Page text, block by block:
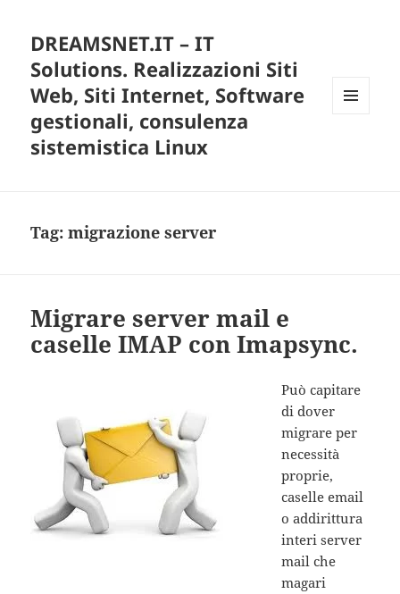
DREAMSNET.IT – IT
Solutions. Realizzazioni Siti
Web, Siti Internet, Software
gestionali, consulenza
sistemistica Linux
Tag:migrazione server
Migrare server mail e
caselle IMAP con Imapsync.
Può capitare
di dover
migrare per
necessità
proprie,
caselle email
o addirittura
interi server
mail che
magari